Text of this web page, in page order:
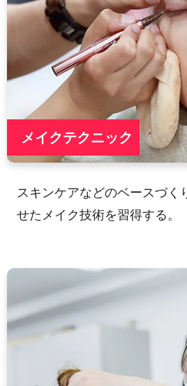
メイクテクニック
スキンケアなどのベースづく
せたメイク技術を習得する。